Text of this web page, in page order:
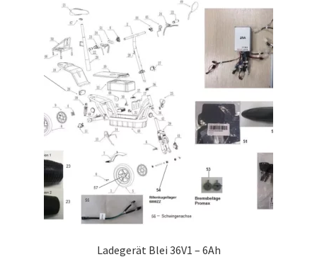
Ladegerät Blei 36V1 – 6Ah